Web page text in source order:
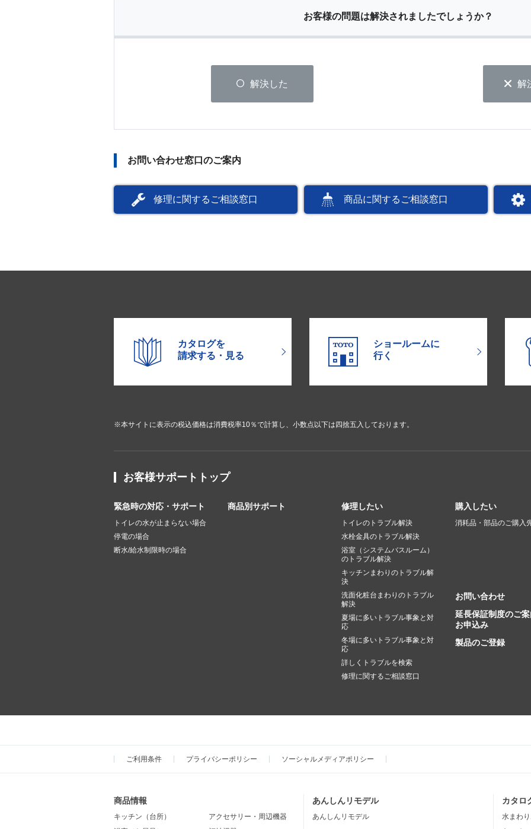
お客様の問題は解決されましたでしょうか？
解決した 解
お問い合わせ窓口のご案内
修理に関するご相談窓口 商品に関するご相談窓口
カタログを
請求する・見る
ショールームに
行く
※本サイトに表示の税込価格は消費税率10％で計算し、小数点以下は四捨五入しております。
お客様サポートトップ
緊急時の対応・サポート
トイレの水が止まらない場合
停電の場合
断水/給水制限時の場合
商品別サポート 修理したい
トイレのトラブル解決
水栓金具のトラブル解決
浴室（システムバスルーム）
のトラブル解決
キッチンまわりのトラブル解
決
洗面化粧台まわりのトラブル
解決
夏場に多いトラブル事象と対
応
冬場に多いトラブル事象と対
応
詳しくトラブルを検索
修理に関するご相談窓口
購入したい
消耗品・部品のご購入
お問い合わせ
延長保証制度のご案
お申込み
製品のご登録
ご利用条件 プライバシーポリシー ソーシャルメディアポリシー
商品情報
キッチン（台所）
アクセサリー・周辺機器
あんしんリモデル
あんしんリモデル
カタロ
水まわ